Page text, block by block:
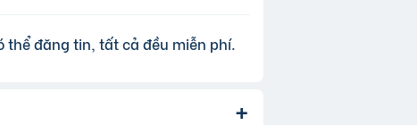
đăng tin, tất cả đều miễn phí.